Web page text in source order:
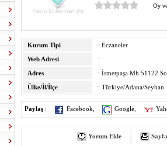
Oy
Kurum Tipi
: Eczaneler
Web Adresi
:
Adres
: İsmetpaşa Mh.51122
Ülke/İl/İlçe
: Türkiye/Adana/Seyhan
Paylaş : Facebook Google
Yorum Ekle